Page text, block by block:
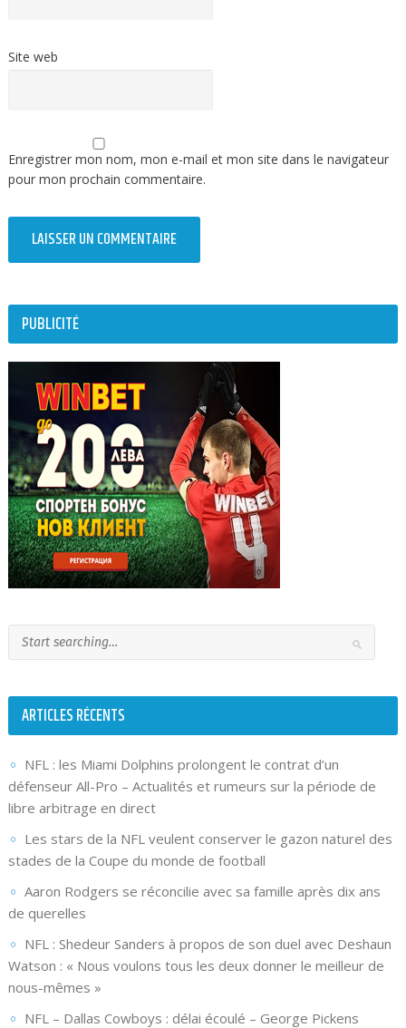
Site web
Enregistrer mon nom, mon e-mail et mon site dans le navigateur
pour mon prochain commentaire.
PUBLICITÉ
ARTICLES RÉCENTS
NFL : les Miami Dolphins prolongent le contrat d’un
défenseur All-Pro – Actualités et rumeurs sur la période de
libre arbitrage en direct
Les stars de la NFL veulent conserver le gazon naturel des
stades de la Coupe du monde de football
Aaron Rodgers se réconcilie avec sa famille après dix ans
de querelles
NFL : Shedeur Sanders à propos de son duel avec Deshaun
Watson : « Nous voulons tous les deux donner le meilleur de
nous-mêmes »
NFL – Dallas Cowboys : délai écoulé – George Pickens